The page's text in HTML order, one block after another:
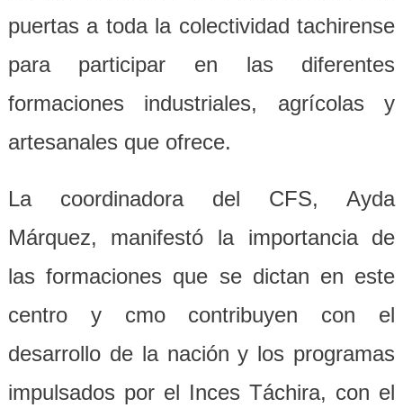
puertas a toda la colectividad tachirense
para participar en las diferentes
formaciones industriales, agrícolas y
artesanales que ofrece.
La coordinadora del CFS, Ayda
Márquez, manifestó la importancia de
las formaciones que se dictan en este
centro y cmo contribuyen con el
desarrollo de la nación y los programas
impulsados por el Inces Táchira, con el